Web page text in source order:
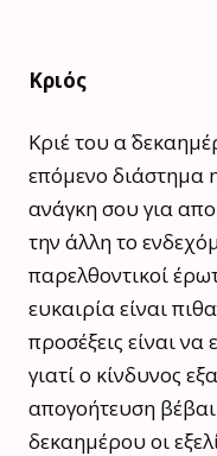
Κριός
Κριέ του α΄
επόμενο διάστημα
ανάγκη σου για
την άλλη το
παρελθοντικοί
ευκαιρία είναι
προσέξεις είναι να
γιατί ο κίνδυνος
απογοήτευση
δεκαημέρου οι